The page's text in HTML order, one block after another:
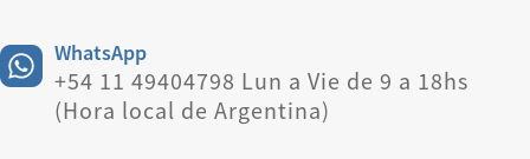
WhatsApp
+54 11 49404798 Lun a Vie de 9 a 18hs
(Hora local de Argentina)